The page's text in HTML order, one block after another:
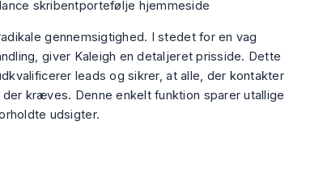
gennemsigtighed. I stedet for en vag
giver Kaleigh en detaljeret prisside. Dette
leads og sikrer, at alle, der kontakter
kræves. Denne enkelt funktion sparer utallige
udsigter.